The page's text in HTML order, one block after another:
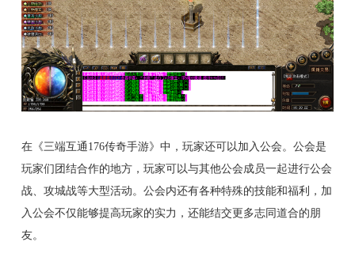
在《三端互通176传奇手游》中，玩家还可以加入公会。公会是
玩家们团结合作的地方，玩家可以与其他公会成员一起进行公会
战、攻城战等大型活动。公会内还有各种特殊的技能和福利，加
入公会不仅能够提高玩家的实力，还能结交更多志同道合的朋
友。